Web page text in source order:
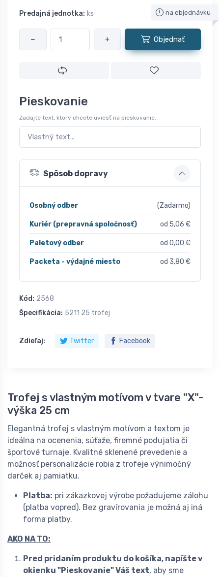
Predajná jednotka: ks na objednávku
− + Objednať
Pieskovanie
Zadajte text, ktorý chcete uviesť na pieskovanie.
Spôsob dopravy
Osobný odber (Zadarmo)
Kuriér (prepravná spoločnosť) od 5,06 €
Paletový odber od 0,00 €
Packeta - výdajné miesto od 3,80 €
Kód: 2568
Špecifikácia: 5211 25 trofej
Zdieľaj: Twitter Facebook
Trofej s vlastným motívom v tvare "X"-
výška 25 cm
Elegantná trofej s vlastným motívom a textom je
ideálna na ocenenia, súťaže, firemné podujatia či
športové turnaje. Kvalitné sklenené prevedenie a
možnosť personalizácie robia z trofeje výnimočný
darček aj pamiatku.
Platba: pri zákazkovej výrobe požadujeme zálohu
(platba vopred). Bez gravírovania je možná aj iná
forma platby.
AKO NA TO:
Pred pridaním produktu do košíka, napíšte v
okienku "Pieskovanie"Váš text, aby sme